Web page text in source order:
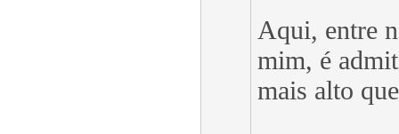
Aqui, entre
mim, é
mais alto